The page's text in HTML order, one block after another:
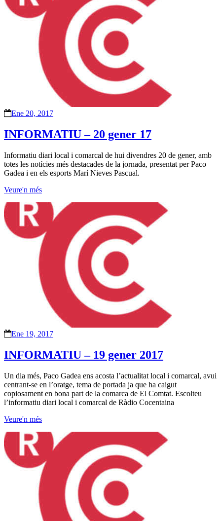
Ene 20, 2017
INFORMATIU – 20 gener 17
Informatiu diari local i comarcal de hui divendres 20 de gener, amb
totes les notícies més destacades de la jornada, presentat per Paco
Gadea i en els esports Marí Nieves Pascual.
Veure'n més
Ene 19, 2017
INFORMATIU – 19 gener 2017
Un dia més, Paco Gadea ens acosta l’actualitat local i comarcal, avui
centrant-se en l’oratge, tema de portada ja que ha caigut
copiosament en bona part de la comarca de El Comtat. Escolteu
l’informatiu diari local i comarcal de Ràdio Cocentaina
Veure'n més